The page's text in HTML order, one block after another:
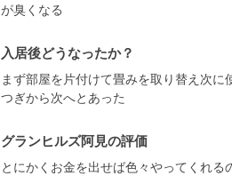
が臭くなる
入居後どうなったか？
まず部屋を片付けて畳みを取り替え次
つぎから次へとあった
グランヒルズ阿見の評価
とにかくお金を出せば色々やってくれ